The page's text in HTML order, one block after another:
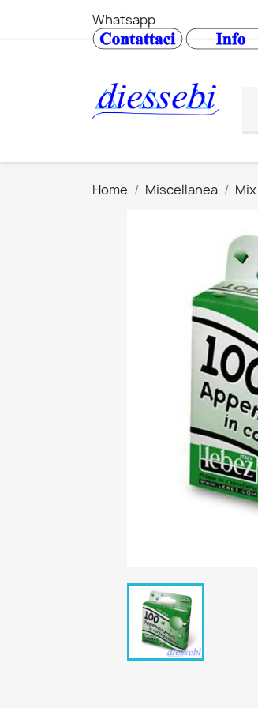
Whatsapp
Home Miscellanea Mix